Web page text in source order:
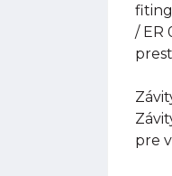
/ ER
pre